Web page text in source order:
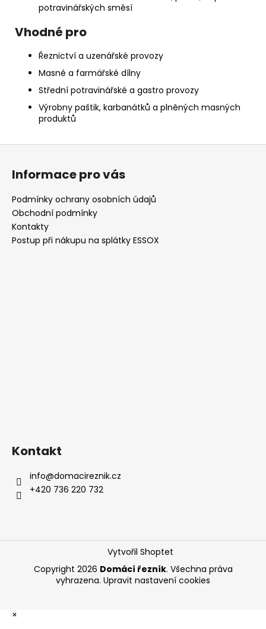
potravinářských směsí
Vhodné pro
Řeznictví a uzenářské provozy
Masné a farmářské dílny
Střední potravinářské a gastro provozy
Výrobny paštik, karbanátků a plněných masných
produktů
Z
Informace pro vás
Podmínky ochrany osobních údajů
Obchodní podmínky
Kontakty
Postup při nákupu na splátky ESSOX
Kontakt
info@domacireznik.cz
+420 736 220 732
Vytvořil Shoptet
Copyright 2026 Domácí řezník. Všechna práva
vyhrazena. Upravit nastavení cookies
×